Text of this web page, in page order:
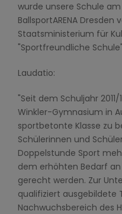
wurde unsere Schule am
BallsportARENA Dresden
Staatsministerium für
"Sportfreundliche
Laudatio:
"Seit dem Schuljahr
Winkler-Gymnasium in
sportbetonte Klasse zu
Schülerinnen und
Doppelstunde Sport
dem erhöhten Bedarf
gerecht werden. Zur
qualifiziert ausgebildete
Nachwuchsbereich des